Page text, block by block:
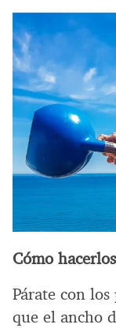
Cómo
Párate con los
que el ancho